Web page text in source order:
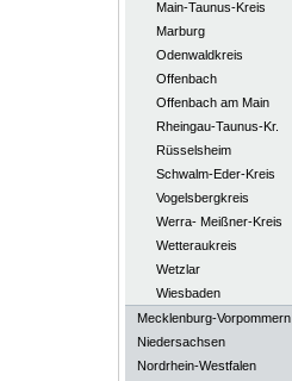
Main-Taunus-Kreis
Marburg
Odenwaldkreis
Offenbach
Offenbach am Main
Rheingau-Taunus-Kr.
Rüsselsheim
Schwalm-Eder-Kreis
Vogelsbergkreis
Werra- Meißner-Kreis
Wetteraukreis
Wetzlar
Wiesbaden
Mecklenburg-Vorpommern
Niedersachsen
Nordrhein-Westfalen